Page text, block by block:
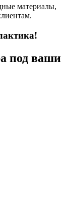
материалы,
под ваши